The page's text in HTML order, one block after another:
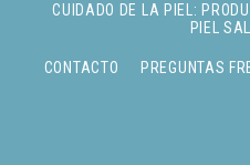
CUIDADO DE LA PIEL:
PIEL
CONTACTO PREGUNTAS